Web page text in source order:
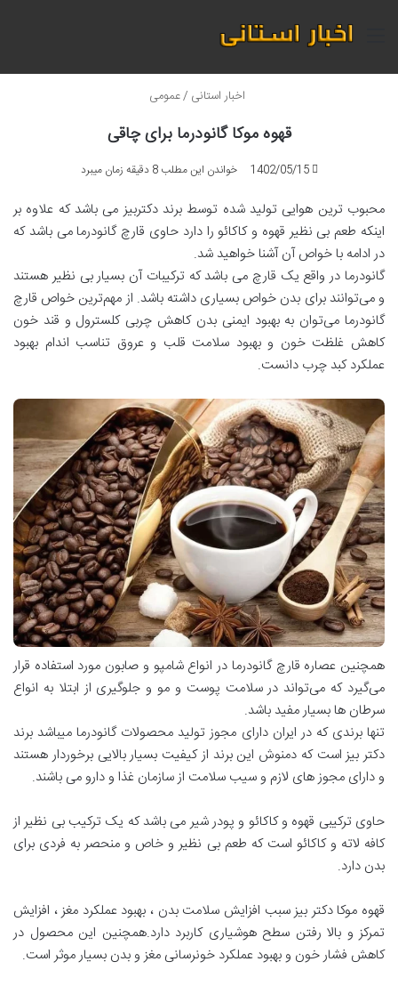
منو
اخبار استانی /عمومی
قهوه موکا گانودرما برای چاقی
1402/05/15 خواندن این مطلب 8 دقیقه زمان میبرد
محبوب ترین هوایی تولید شده توسط برند دکتربیز می باشد که علاوه بر
اینکه طعم بی نظیر قهوه و کاکائو را دارد حاوی قارچ گانودرما می باشد که
در ادامه با خواص آن آشنا خواهید شد.
گانودرما در واقع یک قارچ می باشد که ترکیبات آن بسیار بی نظیر هستند
و می‌توانند برای بدن خواص بسیاری داشته باشد. از مهم‌ترین خواص قارچ
گانودرما می‌توان به بهبود ایمنی بدن کاهش چربی کلسترول و قند خون
کاهش غلظت خون و بهبود سلامت قلب و عروق تناسب اندام بهبود
عملکرد کبد چرب دانست.
همچنین عصاره قارچ گانودرما در انواع شامپو و صابون مورد استفاده قرار
می‌گیرد که می‌تواند در سلامت پوست و مو و جلوگیری از ابتلا به انواع
سرطان ها بسیار مفید باشد.
تنها برندی که در ایران دارای مجوز تولید محصولات گانودرما میباشد برند
دکتر بیز است که دمنوش این برند از کیفیت بسیار بالایی برخوردار هستند
و دارای مجوز های لازم و سیب سلامت از سازمان غذا و دارو می باشند.
حاوی ترکیبی قهوه و کاکائو و پودر شیر می باشد که یک ترکیب بی نظیر از
کافه لاته و کاکائو است که طعم بی نظیر و خاص و منحصر به فردی برای
بدن دارد.
قهوه موکا دکتر بیز سبب افزایش سلامت بدن ، بهبود عملکرد مغز ، افزایش
تمرکز و بالا رفتن سطح هوشیاری کاربرد دارد.همچنین این محصول در
کاهش فشار خون و بهبود عملکرد خونرسانی مغز و بدن بسیار موثر است.